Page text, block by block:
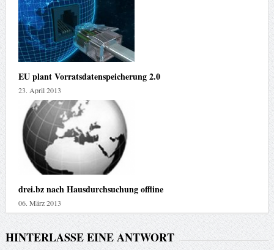
EU plant Vorratsdatenspeicherung 2.0
23. April 2013
drei.bz nach Hausdurchsuchung offline
06. März 2013
HINTERLASSE EINE ANTWORT